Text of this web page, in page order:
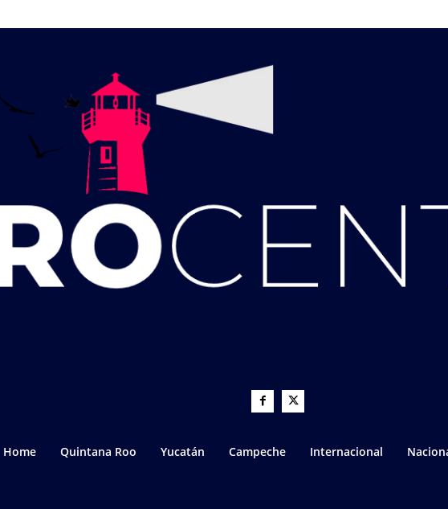
Home Quintana Roo Yucatán Campeche Internacional